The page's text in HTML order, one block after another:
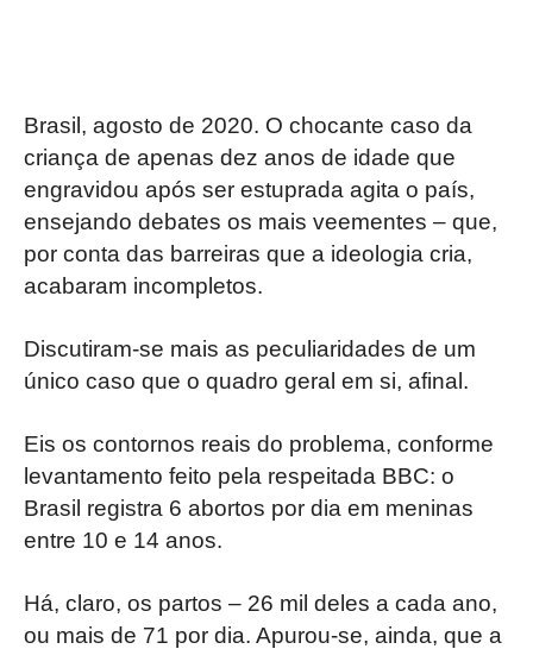
Brasil, agosto de 2020. O chocante caso da
criança de apenas dez anos de idade que
engravidou após ser estuprada agita o país,
ensejando debates os mais veementes – que,
por conta das barreiras que a ideologia cria,
acabaram incompletos.
Discutiram-se mais as peculiaridades de um
único caso que o quadro geral em si, afinal.
Eis os contornos reais do problema, conforme
levantamento feito pela respeitada BBC: o
Brasil registra 6 abortos por dia em meninas
entre 10 e 14 anos.
Há, claro, os partos – 26 mil deles a cada ano,
ou mais de 71 por dia. Apurou-se, ainda, que a